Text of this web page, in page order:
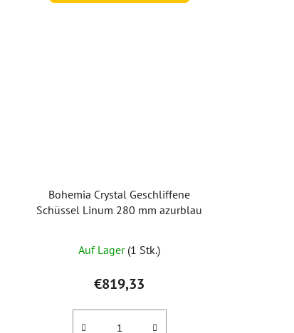
Bohemia Crystal Geschliffene
Schüssel Linum 280 mm azurblau
Auf Lager (1 Stk.)
€819,33